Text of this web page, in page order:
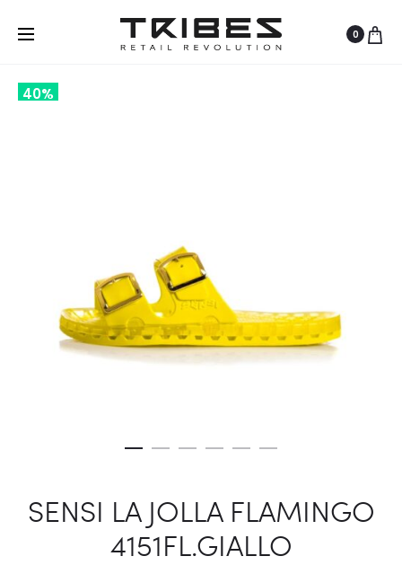
0
40%
SENSI LA JOLLA FLAMINGO
4151FL.GIALLO